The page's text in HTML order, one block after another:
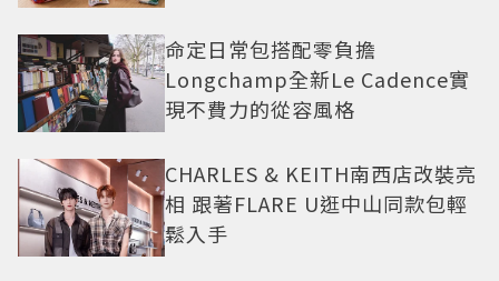
命定日常包搭配零負擔
Longchamp全新Le Cadence實
現不費力的從容風格
CHARLES & KEITH南西店改裝亮
相 跟著FLARE U逛中山同款包輕
鬆入手